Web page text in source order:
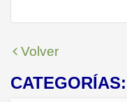
Volver
CATEGORÍAS: